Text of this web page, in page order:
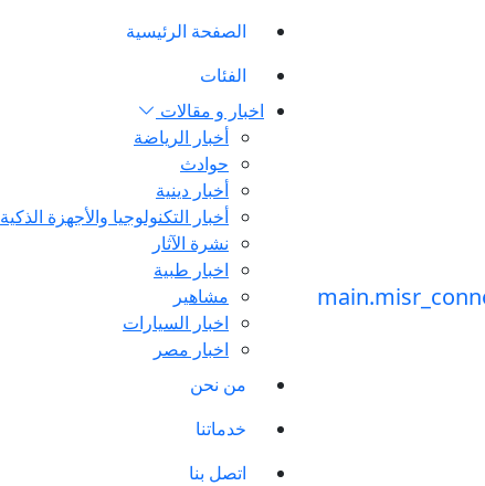
الصفحة الرئيسية
الفئات
اخبار و مقالات
أخبار الرياضة
حوادث
أخبار دينية
أخبار التكنولوجيا والأجهزة الذكية
نشرة الآثار
اخبار طبية
مشاهير
اخبار السيارات
اخبار مصر
من نحن
خدماتنا
اتصل بنا